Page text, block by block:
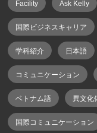
Facility Ask Kelly
国際ビジネスキャリア
学科紹介 日本語
コミュニケーション
ベトナム語 異文化
国際コミュニケーション